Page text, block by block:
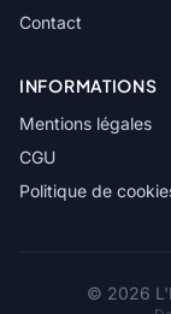
Contact
INFORMATIONS
Mentions légales
CGU
Politique de
© 2026